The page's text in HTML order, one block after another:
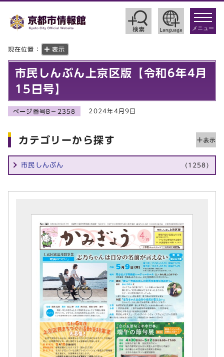
toggle
メニュー
現在位置： 表示
市民しんぶん上京区版【令和6年4月
15日号】
ページ番号B－2358 2024年4月9日
カテゴリーから探す
市民しんぶん (1258)